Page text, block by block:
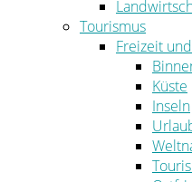
Tourismus
Freizeit
Küste
Inseln